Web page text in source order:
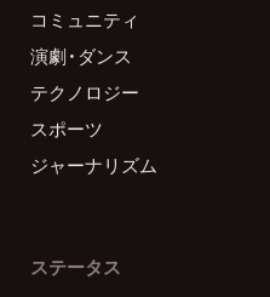
コミュニティ
演劇・ダンス
テクノロジー
スポーツ
ジャーナリズム
ステータス